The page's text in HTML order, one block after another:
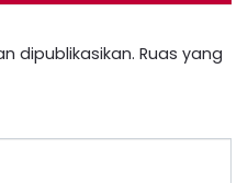
dipublikasikan. Ruas yang